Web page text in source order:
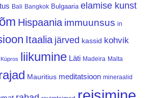
Bali Bangkok Bulgaaria elamise kunst
Hispaania immuunsus in
Itaalia järved kassid kohvik
Küpros liikumine Läti Madeira Malta
Mauritius meditatsioon mineraalid